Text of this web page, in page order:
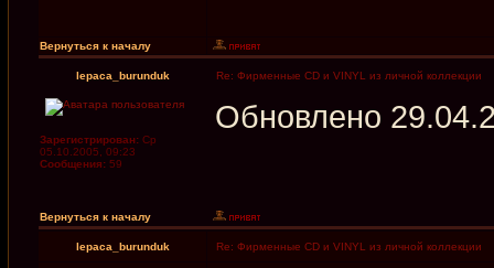
Вернуться к началу
lepaca_burunduk Re: Фирменные CD и VINYL из личной коллекции
Зарегистрирован: Ср
05.10.2005, 09:23
Сообщения: 59
Обновлено
Вернуться к началу
lepaca_burunduk Re: Фирменные CD и VINYL из личной коллекции